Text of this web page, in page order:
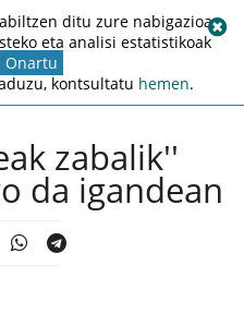
zabalik''
da igandean
ditu zure nabigazioa
eta analisi estatistikoak
Onartu
kontsultatu hemen.